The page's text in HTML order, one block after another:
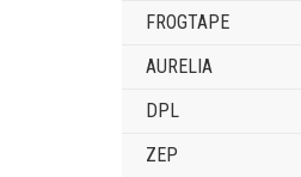
FROGTAPE
AURELIA
DPL
ZEP